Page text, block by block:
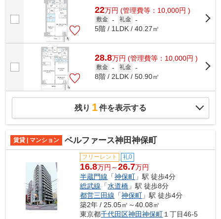
22万円 (管理費等：10,000円 )
敷金 - 礼金 -
5階 / 1LDK / 40.27㎡
28.8万円 (管理費等：10,000円 )
敷金 - 礼金 -
8階 / 2LDK / 50.90㎡
残り 1件を表示する
賃貸 | マンション ベルファース神田神保町
フリーレント 礼0
16.8万円～26.7万円
半蔵門線 「神保町 」駅 徒歩4分
総武線 「水道橋 」駅 徒歩8分
都営三田線 「神保町 」駅 徒歩4分
築2年 / 25.05㎡～40.08㎡
東京都千代田区神田神保町１丁目46-5